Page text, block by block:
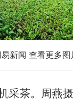
新闻 查看更多图
采茶。周燕摄